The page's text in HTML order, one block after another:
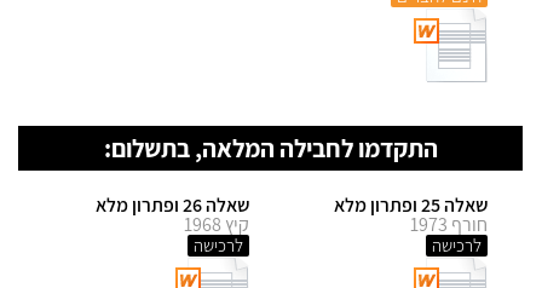
התקדמו לחבילה המלאה, בתשלום:
שאלה 25 ופתרון מלא
חורף 1973
לרכישה
שאלה 26 ופתרון מלא
קיץ 1968
לרכישה